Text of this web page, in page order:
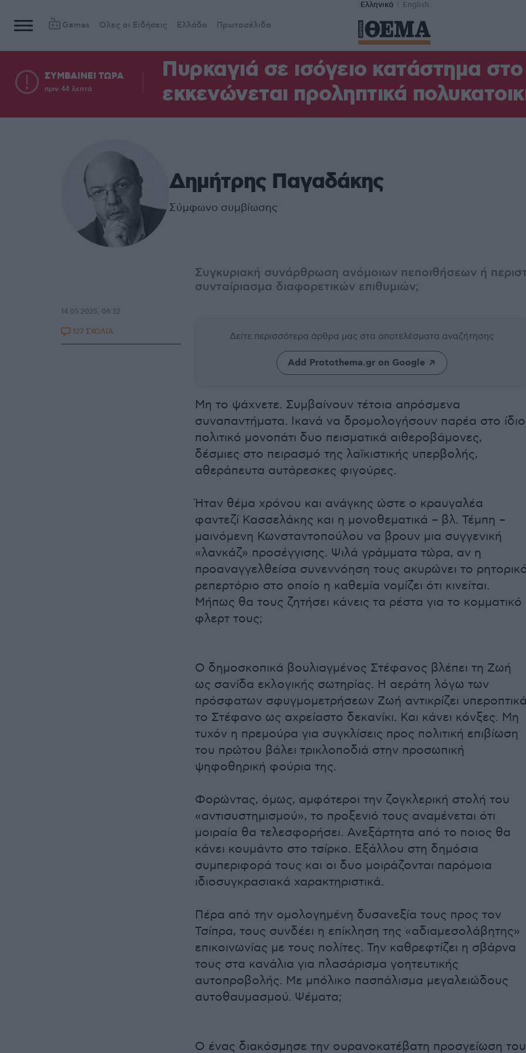
Ελληνικά English
Games Όλες οι Ειδήσεις Ελλάδα Πρωτοσέλιδα
ΣΥΜΒΑΙΝΕΙ ΤΩΡΑ
πριν 44 λεπτά
Πυρκαγιά σε ισόγειο κατάστημα
εκκενώνεται προληπτικά
Δημήτρης Παγαδάκης
Σύμφωνο συμβίωσης
Συγκυριακή συνάρθρωση ανόμοιων πεποιθήσεων ή
συνταίριασμα διαφορετικών επιθυμιών;
Δείτε περισσότερα άρθρα μας στα αποτελέσματα αναζήτησης
Add Protothema.gr on Google
Μη το ψάχνετε. Συμβαίνουν τέτοια απρόσμενα
συναπαντήματα. Ικανά να δρομολογήσουν παρέα στο ίδιο
πολιτικό μονοπάτι δυο πεισματικά αιθεροβάμονες,
δέσμιες στο πειρασμό της λαϊκιστικής υπερβολής,
αθεράπευτα αυτάρεσκες φιγούρες.
Ήταν θέμα χρόνου και ανάγκης ώστε ο κραυγαλέα
φαντεζί Κασσελάκης και η μονοθεματικά – βλ. Τέμπη –
μαινόμενη Κωνσταντοπούλου να βρουν μια συγγενική
«λανκάζ» προσέγγισης. Ψιλά γράμματα τώρα, αν η
προαναγγελθείσα συνεννόηση τους ακυρώνει το
ρεπερτόριο στο οποίο η καθεμία νομίζει ότι κινείται.
Μήπως θα τους ζητήσει κάνεις τα ρέστα για το κομματικό
φλερτ τους;
Ο δημοσκοπικά βουλιαγμένος Στέφανος βλέπει τη Ζωή
ως σανίδα εκλογικής σωτηρίας. Η αεράτη λόγω των
πρόσφατων σφυγμομετρήσεων Ζωή αντικρίζει
το Στέφανο ως αχρείαστο δεκανίκι. Και κάνει κόνξες. Μη
τυχόν η πρεμούρα για συγκλίσεις προς πολιτική επιβίωση
του πρώτου βάλει τρικλοποδιά στην προσωπική
ψηφοθηρική φούρια της.
Φορώντας, όμως, αμφότεροι την ζογκλερική στολή του
«αντισυστημισμού», το προξενιό τους αναμένεται ότι
μοιραία θα τελεσφορήσει. Ανεξάρτητα από το ποιος θα
κάνει κουμάντο στο τσίρκο. Εξάλλου στη δημόσια
συμπεριφορά τους και οι δυο μοιράζονται παρόμοια
ιδιοσυγκρασιακά χαρακτηριστικά.
Πέρα από την ομολογημένη δυσανεξία τους προς τον
Τσίπρα, τους συνδέει η επίκληση της «αδιαμεσολάβητης»
επικοινωνίας με τους πολίτες. Την καθρεφτίζει η σβάρνα
τους στα κανάλια για πλασάρισμα γοητευτικής
αυτοπροβολής. Με μπόλικο πασπάλισμα μεγαλειώδους
αυτοθαυμασμού. Ψέματα;
Ο ένας διακόσμησε την ουρανοκατέβατη προσγείωση του
14.05.2025, 06:32
127 ΣΧΟΛΙΑ